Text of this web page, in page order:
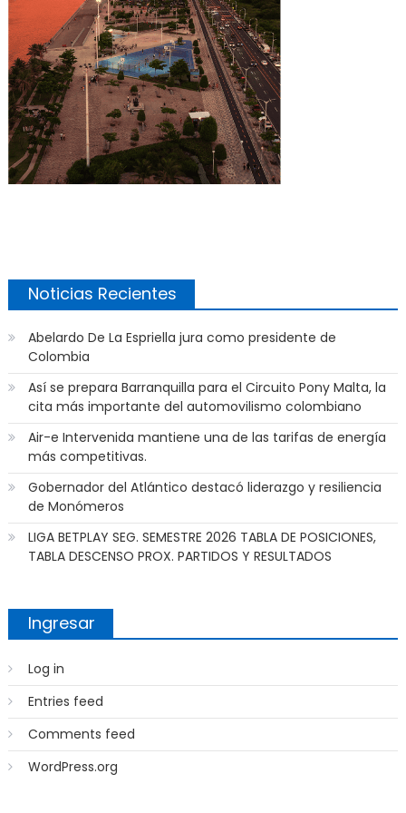
Noticias Recientes
Abelardo De La Espriella jura como presidente de
Colombia
Así se prepara Barranquilla para el Circuito Pony Malta, la
cita más importante del automovilismo colombiano
Air-e Intervenida mantiene una de las tarifas de energía
más competitivas.
Gobernador del Atlántico destacó liderazgo y resiliencia
de Monómeros
LIGA BETPLAY SEG. SEMESTRE 2026 TABLA DE POSICIONES,
TABLA DESCENSO PROX. PARTIDOS Y RESULTADOS
Ingresar
Log in
Entries feed
Comments feed
WordPress.org